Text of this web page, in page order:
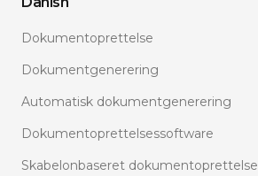
Dokumentoprettelse
Dokumentgenerering
Automatisk dokumentgenerering
Dokumentoprettelsessoftware
Skabelonbaseret dokumentoprettelse